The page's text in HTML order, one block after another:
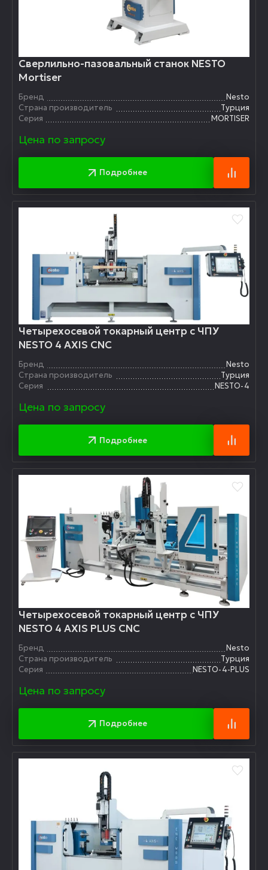
Сверлильно-пазовальный станок NESTO
Mortiser
Бренд
Nesto
Страна производитель
Турция
Серия
MORTISER
Цена по запросу
Подробнее
Четырехосевой токарный центр с ЧПУ
NESTO 4 AXIS CNC
Бренд
Nesto
Страна производитель
Турция
Серия
NESTO-4
Цена по запросу
Подробнее
Четырехосевой токарный центр с ЧПУ
NESTO 4 AXIS PLUS CNC
Бренд
Nesto
Страна производитель
Турция
Серия
NESTO-4-PLUS
Цена по запросу
Подробнее